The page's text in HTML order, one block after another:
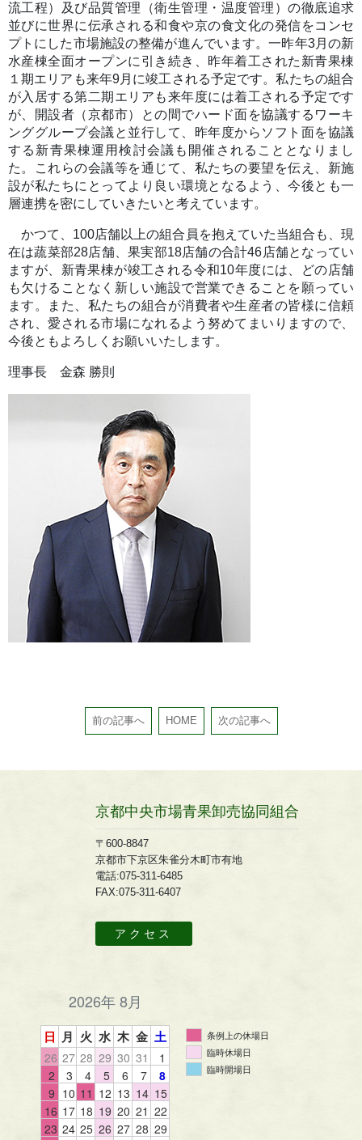
流工程）及び品質管理（衛生管理・温度管理）の徹底追求
並びに世界に伝承される和食や京の食文化の発信をコンセ
プトにした市場施設の整備が進んでいます。一昨年3月の新
水産棟全面オープンに引き続き、昨年着工された新青果棟
１期エリアも来年9月に竣工される予定です。私たちの組合
が入居する第二期エリアも来年度には着工される予定です
が、開設者（京都市）との間でハード面を協議するワーキ
ンググループ会議と並行して、昨年度からソフト面を協議
する新青果棟運用検討会議も開催されることとなりまし
た。これらの会議等を通じて、私たちの要望を伝え、新施
設が私たちにとってより良い環境となるよう、今後とも一
層連携を密にしていきたいと考えています。
かつて、100店舗以上の組合員を抱えていた当組合も、現
在は蔬菜部28店舗、果実部18店舗の合計46店舗となってい
ますが、新青果棟が竣工される令和10年度には、どの店舗
も欠けることなく新しい施設で営業できることを願ってい
ます。また、私たちの組合が消費者や生産者の皆様に信頼
され、愛される市場になれるよう努めてまいりますので、
今後ともよろしくお願いいたします。
理事長 金森 勝則
前の記事へ HOME 次の記事へ
京都中央市場青果卸売協同組合
〒600-8847
京都市下京区朱雀分木町市有地
電話:075-311-6485
FAX:075-311-6407
アクセス
2026年 8月
日 月 火 水 木 金 土
26 27 28 29 30 31
1
2
3 4 5 6 7
8
9 10 11 12 13 14 15
16 17 18 19 20 21 22
23 24 25 26 27 28 29
条例上の休場日
臨時休場日
臨時開場日